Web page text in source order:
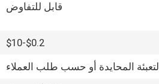
قابل للتفاوض
$0.2-$10
التعبئة المحايدة أو حسب طلب العملاء